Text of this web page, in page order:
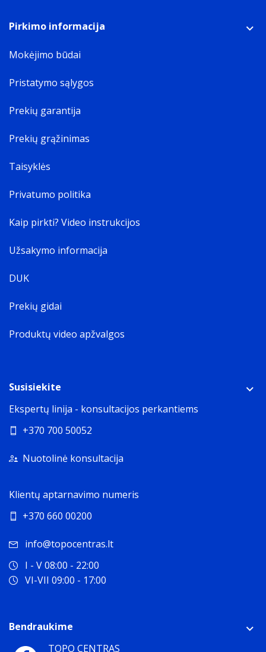
Pirkimo informacija
Mokėjimo būdai
Pristatymo sąlygos
Prekių garantija
Prekių grąžinimas
Taisyklės
Privatumo politika
Kaip pirkti? Video instrukcijos
Užsakymo informacija
DUK
Prekių gidai
Produktų video apžvalgos
Susisiekite
Ekspertų linija - konsultacijos perkantiems
+370 700 50052
Nuotolinė konsultacija
Klientų aptarnavimo numeris
+370 660 00200
info@topocentras.lt
I - V 08:00 - 22:00
VI-VII 09:00 - 17:00
Bendraukime
TOPO CENTRAS